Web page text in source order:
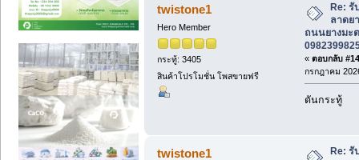
twistone1
Hero Member
กระทู้: 3405
สินค้าโปรโมชั่น โพสขายฟรี
Re: รั
ลาดย
ถนนยางมะ
« ตอบกลับ
กรกฎาคม
ดันกระทู้
twistone1
Re: รั